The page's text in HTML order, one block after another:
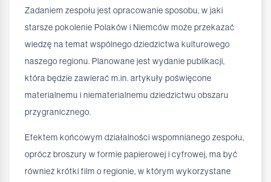
Zadaniem zespołu jest opracowanie sposobu, w jaki
starsze pokolenie Polaków i Niemców może przekazać
wiedzę na temat wspólnego dziedzictwa kulturowego
naszego regionu. Planowane jest wydanie publikacji,
która będzie zawierać m.in. artykuły poświęcone
materialnemu i niematerialnemu dziedzictwu obszaru
przygranicznego.
Efektem końcowym działalności wspomnianego zespołu,
oprócz broszury w formie papierowej i cyfrowej, ma być
również krótki film o regionie, w którym wykorzystane